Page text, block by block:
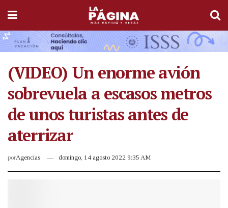
(VIDEO) Un enorme avión
sobrevuela a escasos metros
de unos turistas antes de
aterrizar
porAgencias domingo, 14 agosto 2022 9:35 AM